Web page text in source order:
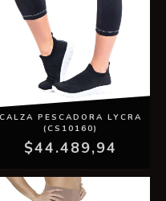
CALZA PESCADORA LYCRA
(CS10160)
$44.489,94